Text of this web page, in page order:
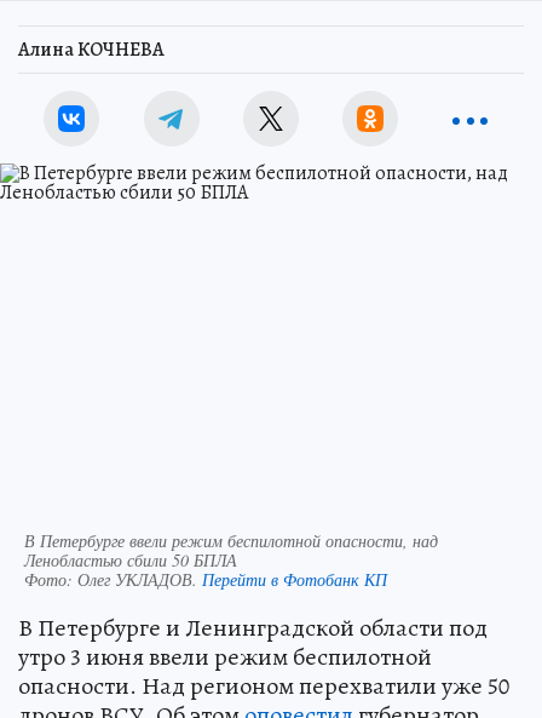
Алина КОЧНЕВА
В Петербурге ввели режим беспилотной опасности, над
Ленобластью сбили 50 БПЛА
Фото: Олег УКЛАДОВ. Перейти в Фотобанк КП
В Петербурге и Ленинградской области под
утро 3 июня ввели режим беспилотной
опасности. Над регионом перехватили уже 50